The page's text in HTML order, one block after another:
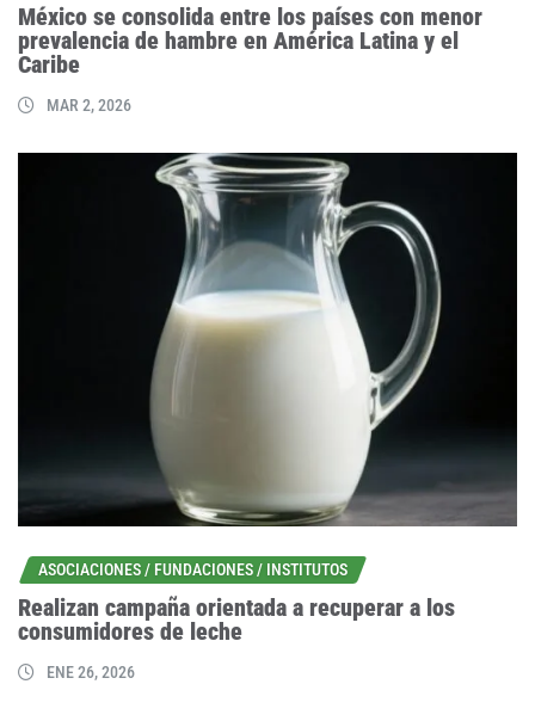
México se consolida entre los países con menor
prevalencia de hambre en América Latina y el
Caribe
MAR 2, 2026
ASOCIACIONES / FUNDACIONES / INSTITUTOS
Realizan campaña orientada a recuperar a los
consumidores de leche
ENE 26, 2026